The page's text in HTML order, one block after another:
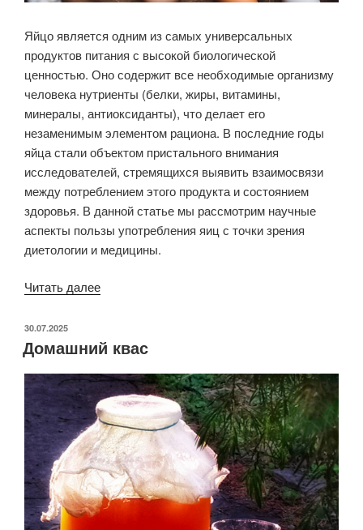
Яйцо является одним из самых универсальных
продуктов питания с высокой биологической
ценностью. Оно содержит все необходимые организму
человека нутриенты (белки, жиры, витамины,
минералы, антиоксиданты), что делает его
незаменимым элементом рациона. В последние годы
яйца стали объектом пристального внимания
исследователей, стремящихся выявить взаимосвязи
между потреблением этого продукта и состоянием
здоровья. В данной статье мы рассмотрим научные
аспекты пользы употребления яиц с точки зрения
диетологии и медицины.
Читать далее«Куриные
человека»
ОПУБЛИКОВАНО
30.07.2025
Домашний квас